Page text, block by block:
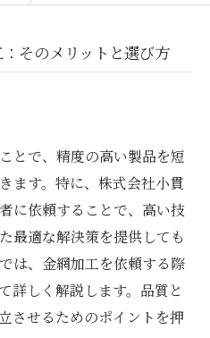
そのメリットと選び方
とで、精度の高い製品を短
ます。特に、株式会社小貫
に依頼することで、高い技
最適な解決策を提供しても
は、金網加工を依頼する際
詳しく解説します。品質と
させるためのポイントを押